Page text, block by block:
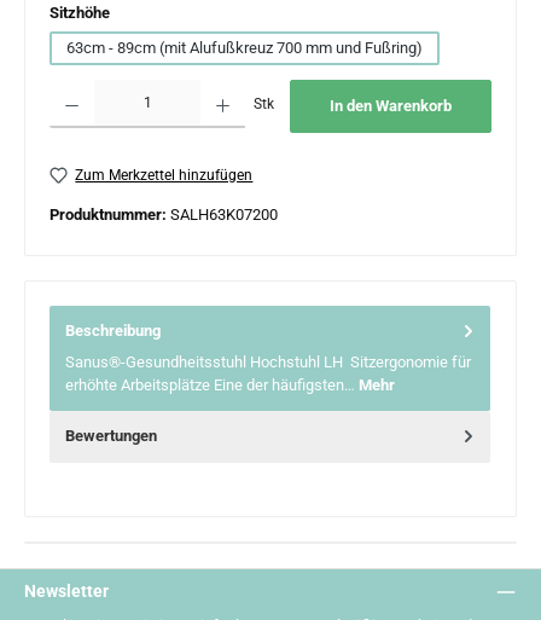
Sitzhöheauswählen
63cm - 89cm (mit Alufußkreuz 700 mm und Fußring)
Stk In den Warenkorb
Zum Merkzettel hinzufügen
Produktnummer: SALH63K07200
Beschreibung
Sanus®-Gesundheitsstuhl Hochstuhl LH Sitzergonomie für
erhöhte Arbeitsplätze Eine der häufigsten… Mehr
Bewertungen
Newsletter